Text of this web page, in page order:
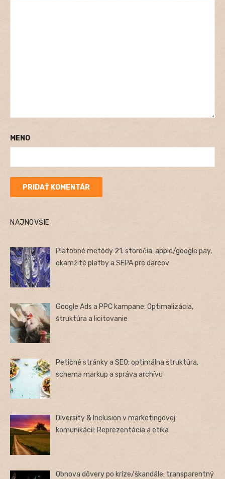
MENO
NAJNOVŠIE
Platobné metódy 21. storočia: apple/google pay,
okamžité platby a SEPA pre darcov
Google Ads a PPC kampane: Optimalizácia,
štruktúra a licitovanie
Petičné stránky a SEO: optimálna štruktúra,
schema markup a správa archívu
Diversity & Inclusion v marketingovej
komunikácii: Reprezentácia a etika
Obnova dôvery po kríze/škandále: transparentný